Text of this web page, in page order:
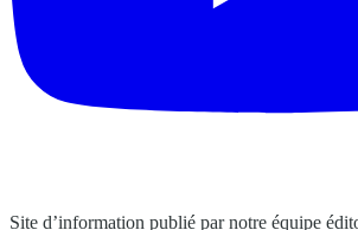
Site d’information publié par notre équipe